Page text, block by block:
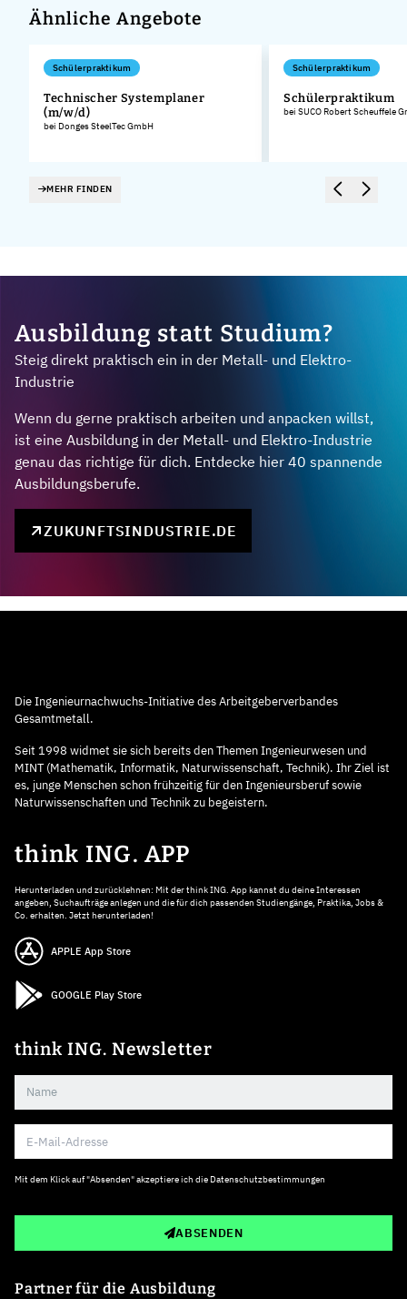
Ähnliche Angebote
Schülerpraktikum
Technischer Systemplaner
(m/w/d)
bei Donges SteelTec GmbH
Schülerpraktikum
Schülerpraktikum
bei SUCO Robert Scheuffele
MEHR FINDEN
Ausbildung statt Studium?
Steig direkt praktisch ein in der Metall- und Elektro-
Industrie
Wenn du gerne praktisch arbeiten und anpacken willst,
ist eine Ausbildung in der Metall- und Elektro-Industrie
genau das richtige für dich. Entdecke hier 40 spannende
Ausbildungsberufe.
ZUKUNFTSINDUSTRIE.DE
Die Ingenieurnachwuchs-Initiative des Arbeitgeberverbandes
Gesamtmetall.
Seit 1998 widmet sie sich bereits den Themen Ingenieurwesen und
MINT (Mathematik, Informatik, Naturwissenschaft, Technik). Ihr Ziel ist
es, junge Menschen schon frühzeitig für den Ingenieursberuf sowie
Naturwissenschaften und Technik zu begeistern.
think ING. APP
Herunterladen und zurücklehnen: Mit der think ING. App kannst du deine Interessen
angeben, Suchaufträge anlegen und die für dich passenden Studiengänge, Praktika, Jobs &
Co. erhalten. Jetzt herunterladen!
APPLE App Store
GOOGLE Play Store
think ING. Newsletter
Mit dem Klick auf "Absenden" akzeptiere ich die Datenschutzbestimmungen
ABSENDEN
Partner für die Ausbildung